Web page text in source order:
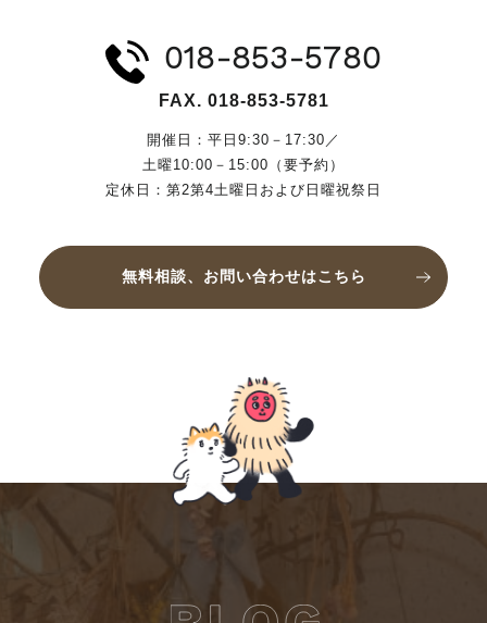
018-853-5780
FAX. 018-853-5781
開催日：平日9:30－17:30／
土曜10:00－15:00（要予約）
定休日：第2第4土曜日および日曜祝祭日
無料相談、お問い合わせはこちら